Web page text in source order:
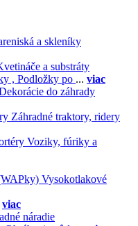
a skleníky
a substráty
, Podložky po ... viac
do záhrady
Záhradné traktory, ridery
Voziky, fúriky a
Vysokotlakové
viac
náradie